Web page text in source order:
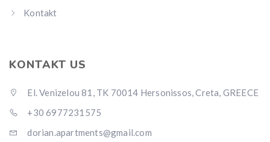
Kontakt
KONTAKT US
El. Venizelou 81, TK 70014 Hersonissos, Creta, GREECE
+30 6977231575
dorian.apartments@gmail.com